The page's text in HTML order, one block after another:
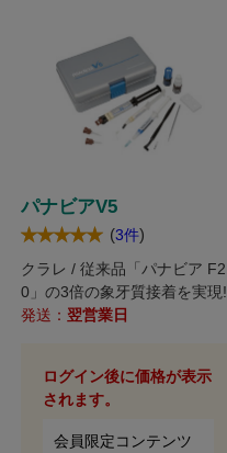
パナビアV5
(3件)
クラレ / 従来品「パナビア F2.
0」の3倍の象牙質接着を実現!
発送： 翌営業日
ログイン後に価格が表示
されます。
会員限定コンテンツ